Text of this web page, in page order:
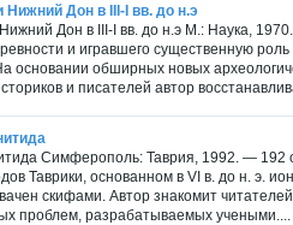
Дон в III-I вв. до н.э
Дон в III-I вв. до н.э М.: Наука,
и игравшего существенную
основании обширных новых
и писателей автор
Симферополь: Таврия, 1992. — 192
Таврики, основанном в VI в. до н. э.
скифами. Автор знакомит
проблем, разрабатываемых учеными....